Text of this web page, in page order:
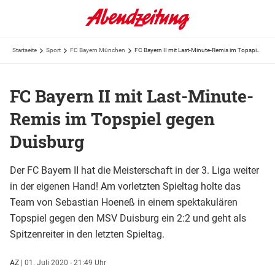
Startseite Sport FC Bayern München
FC Bayern II mit Last-Minute-
Remis im Topspiel gegen
Duisburg
Der FC Bayern II hat die Meisterschaft in der 3. Liga weiter
in der eigenen Hand! Am vorletzten Spieltag holte das
Team von Sebastian Hoeneß in einem spektakulären
Topspiel gegen den MSV Duisburg ein 2:2 und geht als
Spitzenreiter in den letzten Spieltag.
AZ | 01. Juli 2020 - 21:49 Uhr